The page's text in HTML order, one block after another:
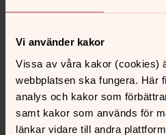
Vi använder kakor
Vissa av våra kakor (cookies)
webbplatsen ska fungera. Här
analys och kakor som
samt kakor som används för
länkar vidare till andra
Eskil Selander
Präst, Svenska kyrkan i